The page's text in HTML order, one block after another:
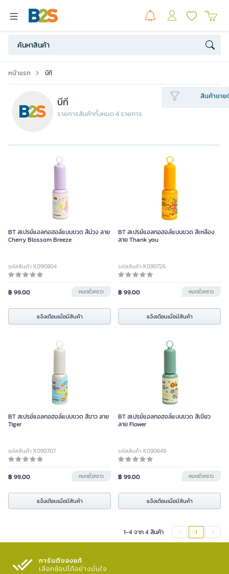
หน้าแรก บีที
บีที
รายการสินค้าทั้งหมด 4 รายการ
สินค้าขาย
BT สเปรย์แอลกอฮอล์แบบขวด สีม่วง ลาย
Cherry Blossom Breeze
รหัสสินค้า K090804
฿ 99.00 หมดชั่วคราว
แจ้งเตือนเมื่อมีสินค้า
BT สเปรย์แอลกอฮอล์แบบขวด สีเหลือง
ลาย Thank you
รหัสสินค้า K090726
฿ 99.00 หมดชั่วคราว
แจ้งเตือนเมื่อมีสินค้า
BT สเปรย์แอลกอฮอล์แบบขวด สีขาว ลาย
Tiger
รหัสสินค้า K090707
฿ 99.00 หมดชั่วคราว
แจ้งเตือนเมื่อมีสินค้า
BT สเปรย์แอลกอฮอล์แบบขวด สีเขียว
ลาย Flower
รหัสสินค้า K090649
฿ 99.00 หมดชั่วคราว
แจ้งเตือนเมื่อมีสินค้า
1-4 จาก 4 สินค้า 1
การันตีของแท้
เลือกช้อปได้อย่างมั่นใจ​